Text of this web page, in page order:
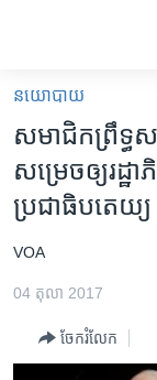
គេហទំព័រ​
ទាក់ទង
និង​
ចូល​
ទំព័រ​
ព័ត៌មាន​​
រំលង​
អាមេរិក
ព្រឹត្តិការណ៍ព័ត៌មាន
នយោបាយ
សមាជិក​ព្រឹទ្ធស
សម្រេច​​​ឲ្យ​រ
ប្រជាធិបតេយ្
VOA
04 តុលា 2017
ចែករំលែក